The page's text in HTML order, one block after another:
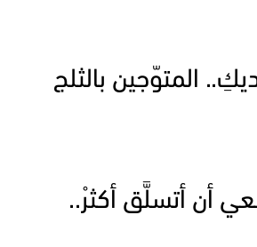
المتوّجين بالثلج
أن أتسلَّق أكثرْ..